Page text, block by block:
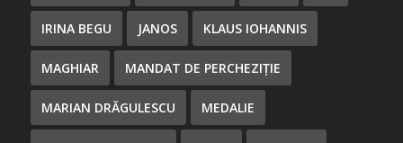
IRINA BEGU JANOS KLAUS IOHANNIS
MAGHIAR MANDAT DE PERCHEZIȚIE
MARIAN DRĂGULESCU MEDALIE